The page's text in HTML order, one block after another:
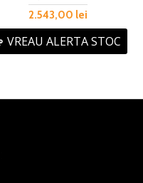
2.543,00 lei
VREAU ALERTA STOC